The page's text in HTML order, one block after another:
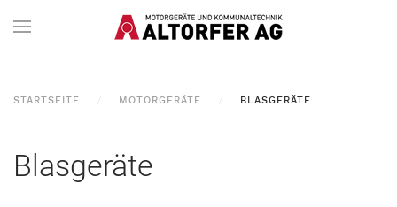
STARTSEITE MOTORGERÄTE BLASGERÄTE
Blasgeräte